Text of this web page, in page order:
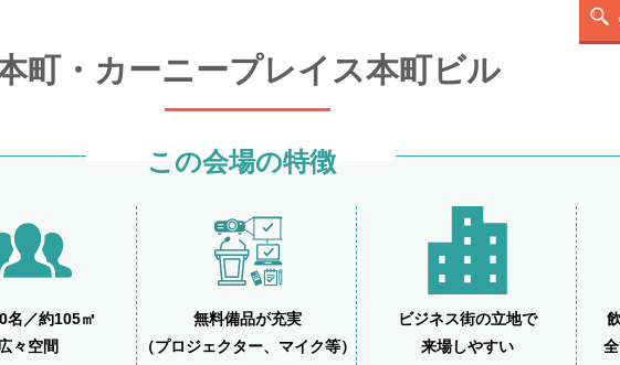
町・カーニープレイス本町ビル
この会場の特徴
名／約105㎡
々空間
無料備品が充実
（プロジェクター、マイク等）
ビジネス街の立地で
来場しやすい